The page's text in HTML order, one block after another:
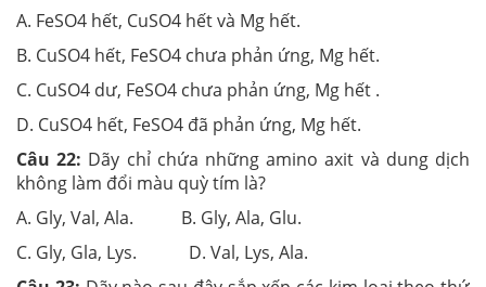
A. FeSO4 hết, CuSO4 hết và Mg hết.
B. CuSO4 hết, FeSO4 chưa phản ứng, Mg hết.
C. CuSO4 dư, FeSO4 chưa phản ứng, Mg hết .
D. CuSO4 hết, FeSO4 đã phản ứng, Mg hết.
Câu 22: Dãy chỉ chứa những amino axit và dung dịch
không làm đổi màu quỳ tím là?
A. Gly, Val, Ala. B. Gly, Ala, Glu.
C. Gly, Gla, Lys. D. Val, Lys, Ala.